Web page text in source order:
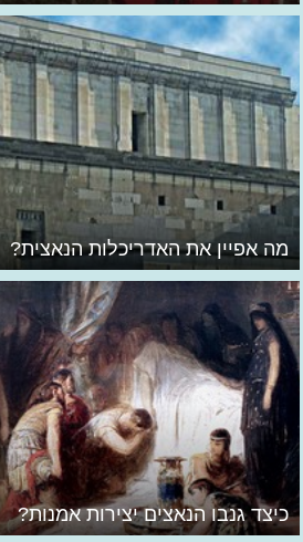
מה אפיין את האדריכלות הנאצית?
כיצד גנבו הנאצים יצירות אמנות?